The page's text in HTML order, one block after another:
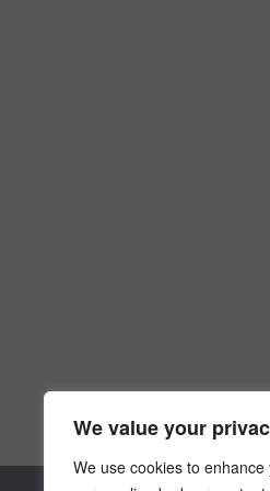
We value your
We use cookies to